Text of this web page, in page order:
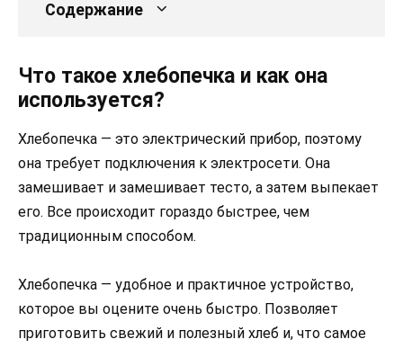
Содержание
Что такое хлебопечка и как она
используется?
Хлебопечка — это электрический прибор, поэтому
она требует подключения к электросети. Она
замешивает и замешивает тесто, а затем выпекает
его. Все происходит гораздо быстрее, чем
традиционным способом.
Хлебопечка — удобное и практичное устройство,
которое вы оцените очень быстро. Позволяет
приготовить свежий и полезный хлеб и, что самое